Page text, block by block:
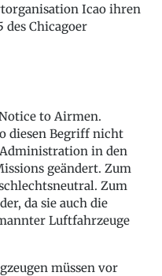
Icao ihren
des Chicagoer
to Airmen.
diesen Begriff nicht
in den
geändert. Zum
Zum
da sie auch die
Luftfahrzeuge
müssen vor